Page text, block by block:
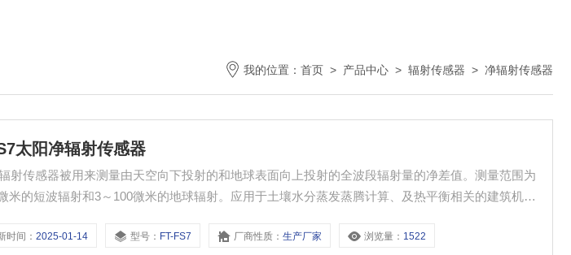
我的位置： 首页 > 产品中心 > 辐射传感器 > 净辐射传感器
太阳净辐射传感器
射传感器被用来测量由天空向下投射的和地球表面向上投射的全波段辐射量的净差值。测量范围为
米的短波辐射和3～100微米的地球辐射。应用于土壤水分蒸发蒸腾计算、及热平衡相关的建筑机理
时间：2025-01-14 型号： FT-FS7 厂商性质：生产厂家 浏览量： 1522